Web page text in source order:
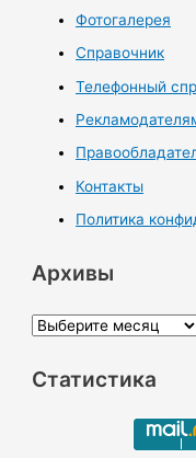
Фотогалерея
Справочник
Телефонный
Контакты
Политика
Архивы
А
х
Статистика